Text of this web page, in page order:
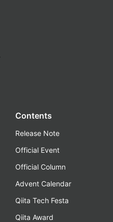
Contents
Release Note
Official Event
Official Column
Advent Calendar
Qiita Tech Festa
Qiita Award